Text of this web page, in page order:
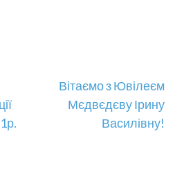
Вітаємо з Ювілеєм
Мєдвєдєву Ірину
Василівну!